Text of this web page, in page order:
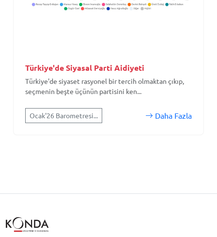
Türkiye'de Siyasal Parti Aidiyeti
Türkiye'de siyaset rasyonel bir tercih olmaktan çıkıp,
seçmenin beşte üçünün partisini ken...
Ocak'26 Barometresi... Daha Fazla